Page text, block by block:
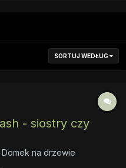
SORTUJ WEDŁUG
- siostry czy
Domek na drzewie